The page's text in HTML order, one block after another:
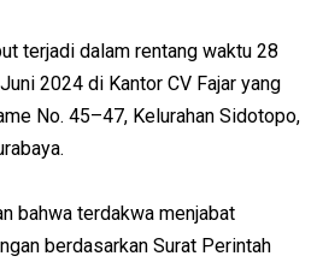
terjadi dalam rentang waktu 28
2024 di Kantor CV Fajar yang
No. 45–47, Kelurahan Sidotopo,
bahwa terdakwa menjabat
berdasarkan Surat Perintah